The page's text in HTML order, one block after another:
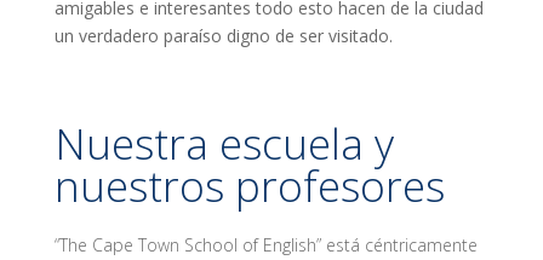
amigables e interesantes todo esto hacen de la ciudad
un verdadero paraíso digno de ser visitado.
Nuestra escuela y
nuestros profesores
“The Cape Town School of English” está céntricamente